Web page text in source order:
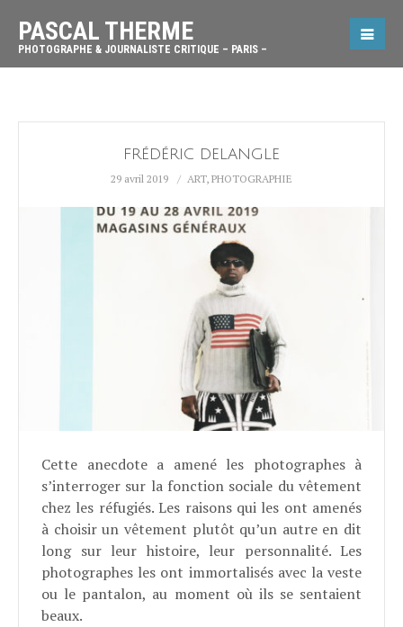
PASCAL THERME
PHOTOGRAPHE & JOURNALISTE CRITIQUE – PARIS –
FRÉDÉRIC DELANGLE
29 avril 2019 ART, PHOTOGRAPHIE
Cette anecdote a amené les photographes à
s’interroger sur la fonction sociale du vêtement
chez les réfugiés. Les raisons qui les ont amenés
à choisir un vêtement plutôt qu’un autre en dit
long sur leur histoire, leur personnalité. Les
photographes les ont immortalisés avec la veste
ou le pantalon, au moment où ils se sentaient
beaux.